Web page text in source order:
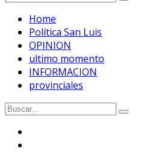
Home
Política San Luis
OPINION
ultimo momento
INFORMACION
provinciales